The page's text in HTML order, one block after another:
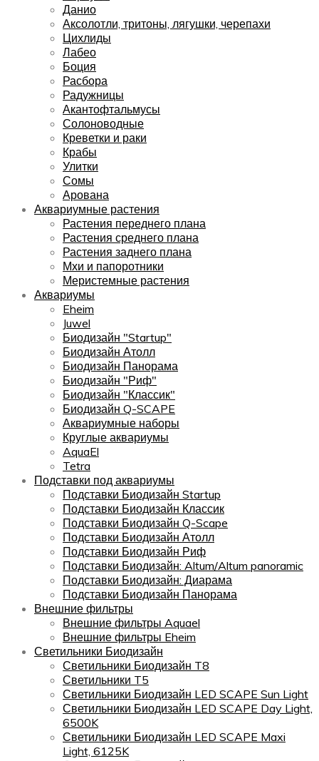
Данио
Аксолотли, тритоны, лягушки, черепахи
Цихлиды
Лабео
Боция
Расбора
Радужницы
Акантофтальмусы
Солоноводные
Креветки и раки
Крабы
Улитки
Сомы
Арована
Аквариумные растения
Растения переднего плана
Растения среднего плана
Растения заднего плана
Мхи и папоротники
Меристемные растения
Аквариумы
Eheim
Juwel
Биодизайн "Startup"
Биодизайн Атолл
Биодизайн Панорама
Биодизайн "Риф"
Биодизайн "Классик"
Биодизайн Q-SCAPE
Аквариумные наборы
Круглые аквариумы
AquaEl
Tetra
Подставки под аквариумы
Подставки Биодизайн Startup
Подставки Биодизайн Классик
Подставки Биодизайн Q-Scape
Подставки Биодизайн Атолл
Подставки Биодизайн Риф
Подставки Биодизайн: Altum/Altum panoramic
Подставки Биодизайн: Диарама
Подставки Биодизайн Панорама
Внешние фильтры
Внешние фильтры Aquael
Внешние фильтры Eheim
Светильники Биодизайн
Светильники Биодизайн T8
Светильники T5
Светильники Биодизайн LED SCAPE Sun Light
Светильники Биодизайн LED SCAPE Day Light,
6500K
Светильники Биодизайн LED SCAPE Maxi
Light, 6125K